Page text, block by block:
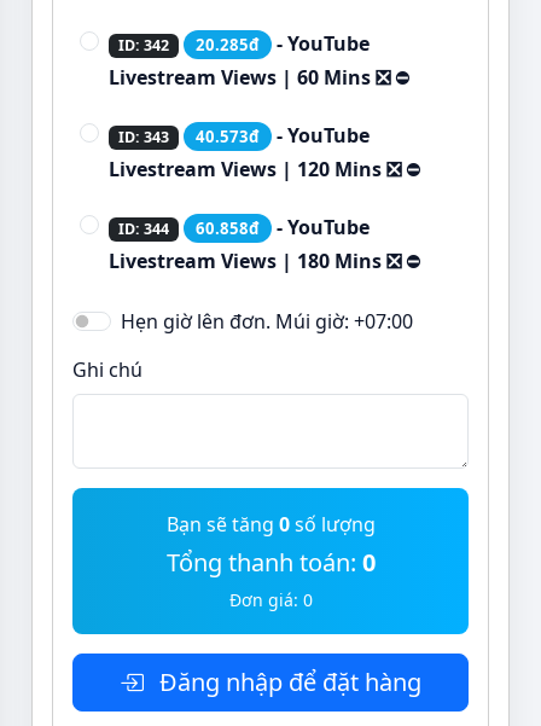
ID: 342 20.285đ
- YouTube
Livestream Views | 60 Mins ❎⛔
ID: 343 40.573đ
- YouTube
Livestream Views | 120 Mins ❎⛔
ID: 344 60.858đ
- YouTube
Livestream Views | 180 Mins ❎⛔
Hẹn giờ lên đơn. Múi giờ: +07:00
Ghi chú
Bạn sẽ tăng 0số lượng
Tổng thanh toán: 0
Đơn giá: 0
Đăng nhập để đặt hàng